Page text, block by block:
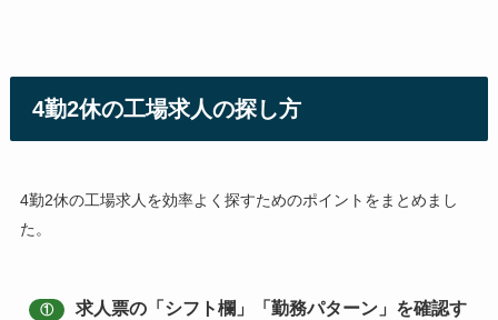
4勤2休の工場求人の探し方
4勤2休の工場求人を効率よく探すためのポイントをまとめまし
た。
①
求人票の「シフト欄」「勤務パターン」を確認す